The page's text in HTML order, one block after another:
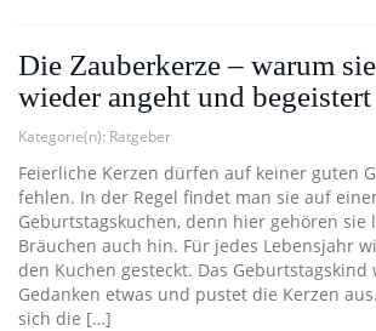
Die Zauberkerze – warum
wieder angeht und begeistert
Kategorie(n): Ratgeber
Feierliche Kerzen dürfen auf keiner guten
fehlen. In der Regel findet man sie auf
Geburtstagskuchen, denn hier gehören sie
Bräuchen auch hin. Für jedes Lebensjahr
den Kuchen gesteckt. Das
Gedanken etwas und pustet die Kerzen
sich die […]